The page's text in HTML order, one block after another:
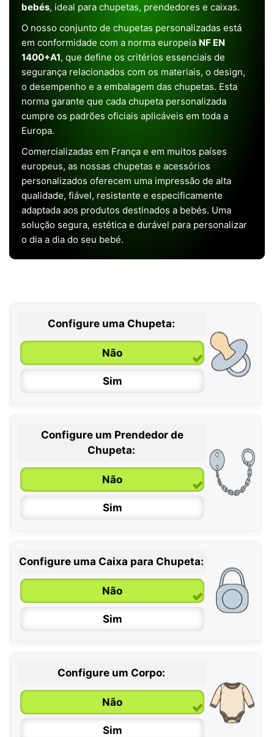
bebés, ideal para chupetas, prendedores e caixas.
O nosso conjunto de chupetas personalizadas está
em conformidade com a norma europeia NF EN
1400+A1, que define os critérios essenciais de
segurança relacionados com os materiais, o design,
o desempenho e a embalagem das chupetas. Esta
norma garante que cada chupeta personalizada
cumpre os padrões oficiais aplicáveis em toda a
Europa.
Comercializadas em França e em muitos países
europeus, as nossas chupetas e acessórios
personalizados oferecem uma impressão de alta
qualidade, fiável, resistente e especificamente
adaptada aos produtos destinados a bebés. Uma
solução segura, estética e durável para personalizar
o dia a dia do seu bebé.
Configure uma Chupeta:
Não
Sim
0 / 6 meses
6 / 36 meses
Configure um Prendedor de
Chupeta:
Não
Sim
Configure uma Caixa para Chupeta:
Não
Sim
Configure um Corpo:
Não
Sim